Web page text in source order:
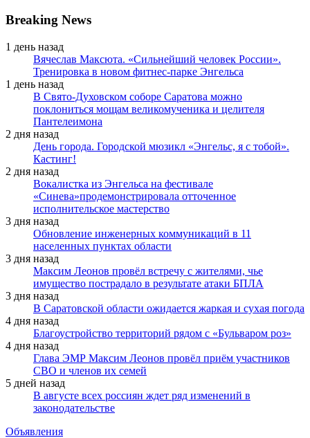
Breaking News
1 день назад
Вячеслав Максюта. «Сильнейший человек России».
Тренировка в новом фитнес-парке Энгельса
1 день назад
В Свято-Духовском соборе Саратова можно
поклониться мощам великомученика и целителя
Пантелеимона
2 дня назад
День города. Городской мюзикл «Энгельс, я с тобой».
Кастинг!
2 дня назад
Вокалистка из Энгельса на фестивале
«Синева»продемонстрировала отточенное
исполнительское мастерство
3 дня назад
Обновление инженерных коммуникаций в 11
населенных пунктах области
3 дня назад
Максим Леонов провёл встречу с жителями, чье
имущество пострадало в результате атаки БПЛА
3 дня назад
В Саратовской области ожидается жаркая и сухая погода
4 дня назад
Благоустройство территорий рядом с «Бульваром роз»
4 дня назад
Глава ЭМР Максим Леонов провёл приём участников
СВО и членов их семей
5 дней назад
В августе всех россиян ждет ряд изменений в
законодательстве
Объявления